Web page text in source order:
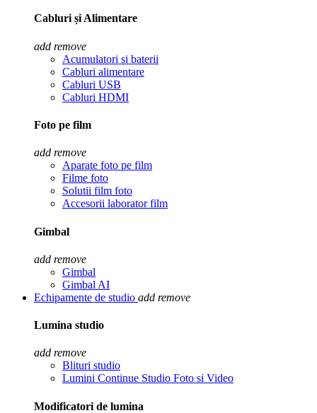
Cabluri și Alimentare
add remove
Acumulatori si baterii
Cabluri alimentare
Cabluri USB
Cabluri HDMI
Foto pe film
add remove
Aparate foto pe film
Filme foto
Solutii film foto
Accesorii laborator film
Gimbal
add remove
Gimbal
Gimbal AI
Echipamente de studio add remove
Lumina studio
add remove
Blituri studio
Lumini Continue Studio Foto si Video
Modificatori de lumina